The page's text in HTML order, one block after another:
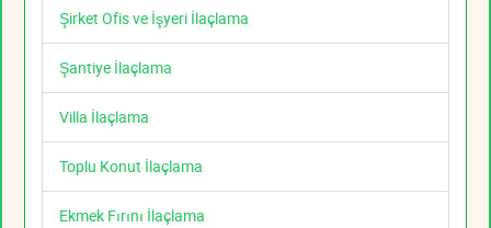
Şirket Ofis ve İşyeri İlaçlama
Şantiye İlaçlama
Villa İlaçlama
Toplu Konut İlaçlama
Ekmek Fırını İlaçlama